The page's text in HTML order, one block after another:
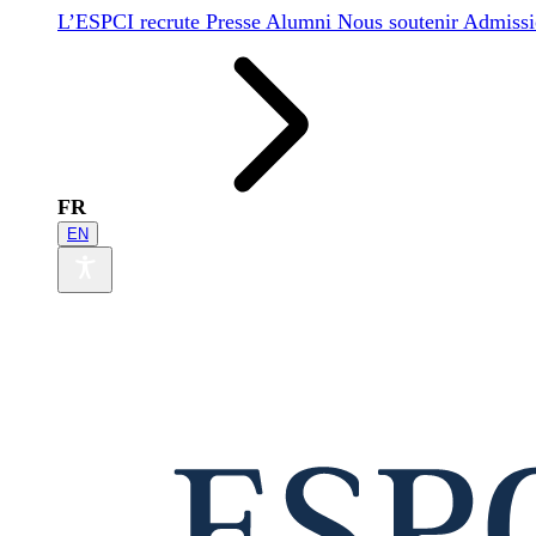
L’ESPCI recrute Presse Alumni Nous soutenir
FR
EN